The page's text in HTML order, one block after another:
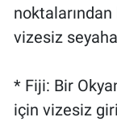
vizesiz
* Fiji: Bir
için vizesiz